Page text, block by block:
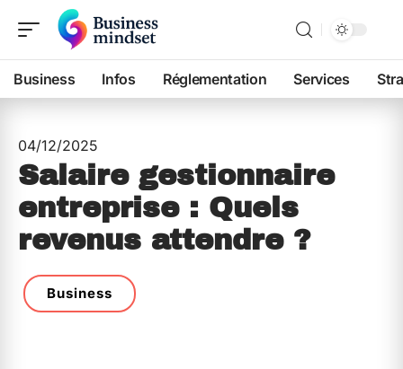
Business Infos Réglementation Services
04/12/2025
Salaire gestionnaire
entreprise : Quels
revenus attendre ?
Business